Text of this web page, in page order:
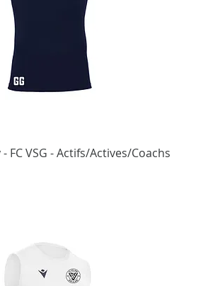
FC VSG - Actifs/Actives/Coachs